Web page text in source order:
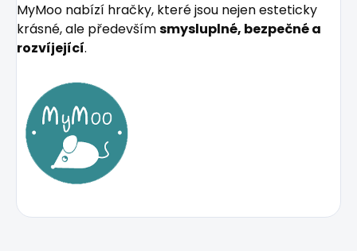
MyMoo nabízí hračky, které jsou nejen esteticky
krásné, ale předevšímsmysluplné, bezpečné a
rozvíjející.